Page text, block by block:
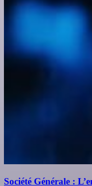
Société Générale :